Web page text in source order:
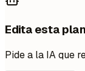
Edita esta
Pide a la IA que